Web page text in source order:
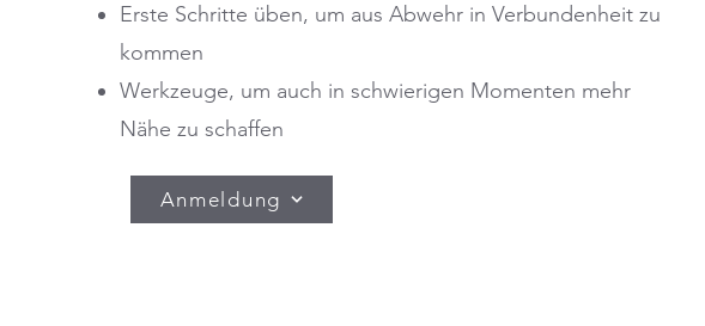
Erste Schritte üben, um aus Abwehr in Verbundenheit zu
kommen
Werkzeuge, um auch in schwierigen Momenten mehr
Nähe zu schaffen
Anmeldung